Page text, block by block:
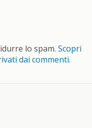
lo spam. Scopri
dai commenti.